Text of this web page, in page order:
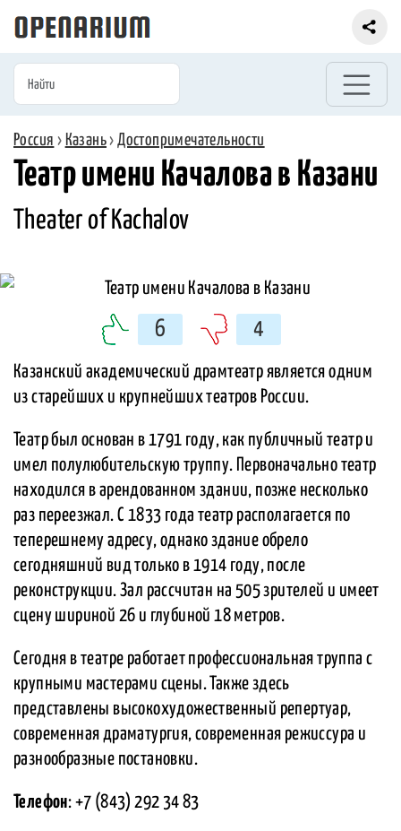
Россия › Казань›Достопримечательности
Театр имени Качалова в Казани
Theater of Kachalov
6 4
Казанский академический драмтеатр является одним
из старейших и крупнейших театров России.
Театр был основан в 1791 году, как публичный театр и
имел полулюбительскую труппу. Первоначально театр
находился в арендованном здании, позже несколько
раз переезжал. С 1833 года театр располагается по
теперешнему адресу, однако здание обрело
сегодняшний вид только в 1914 году, после
реконструкции. Зал рассчитан на 505 зрителей и имеет
сцену шириной 26 и глубиной 18 метров.
Сегодня в театре работает профессиональная труппа с
крупными мастерами сцены. Также здесь
представлены высокохудожественный репертуар,
современная драматургия, современная режиссура и
разнообразные постановки.
Телефон: +7 (843) 292 34 83